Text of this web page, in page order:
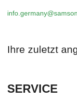
Ihre zuletzt
SERVICE